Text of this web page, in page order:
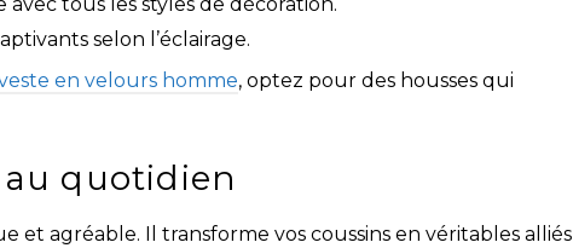
selon l’éclairage.
en velours homme, optez pour des housses qui
quotidien
et agréable. Il transforme vos coussins en véritables alliés